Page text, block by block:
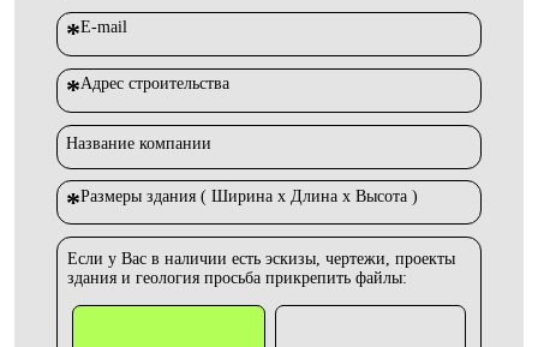
*E-mail
*Адрес строительства
Название компании
*Размеры здания ( Ширина х Длина х Высота )
Если у Вас в наличии есть эскизы, чертежи, проекты
здания и геология просьба прикрепить файлы: